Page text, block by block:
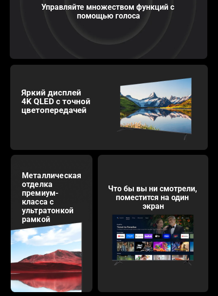
Управляйте множеством функций с
помощью голоса
Яркий дисплей
4K QLED с точной
цветопередачей
Металлическая
отделка
премиум-
класса с
ультратонкой
рамкой
Что бы вы ни смотрели,
поместится на один
экран